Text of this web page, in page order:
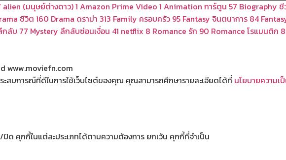
alien (มนุษย์ต่างดาว)1 Amazon Prime Video 1 Animation การ์ตูน 57 Biography ชี
ชีวิต 160 Drama ดราม่า 313 Family ครอบครัว 95 Fantasy จินตนาการ 84
กลับ 77 Mystery ลึกลับซ่อนเงื่อน 41 netflix 8 Romance รัก 90 Romance โรแมนติก
www.moviefn.com
สบการณ์ที่ดีในการใช้เว็บไซต์ของคุณ คุณสามารถศึกษารายละเอียดได้ที่ นโยบายความเ
คุกกี้ในแต่ละประเภทได้ตามความต้องการ ยกเว้น คุกกี้ที่จำเป็น